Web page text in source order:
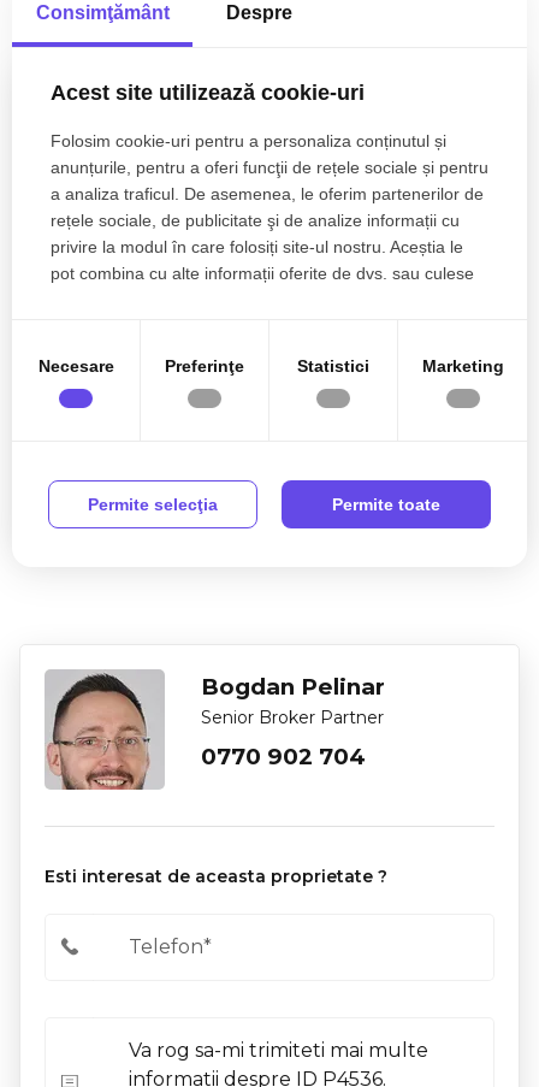
Localizare
Bogdan Pelinar
Senior Broker Partner
0770 902 704
Esti interesat de aceasta proprietate ?
Consimţământ Despre
Acest site utilizează cookie-uri
Folosim cookie-uri pentru a personaliza conținutul și
anunțurile, pentru a oferi funcţii de rețele sociale și pentru
a analiza traficul. De asemenea, le oferim partenerilor de
rețele sociale, de publicitate şi de analize informații cu
privire la modul în care folosiți site-ul nostru. Aceștia le
pot combina cu alte informații oferite de dvs. sau culese
Necesare Preferinţe Statistici Marketing
Permite selecţia Permite toate